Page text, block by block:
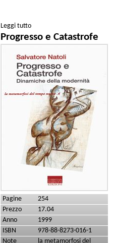
Leggi tutto
Progresso e Catastrofe
Pagine
254
Prezzo
17.04
Anno
1999
ISBN
978-88-8273-016-1
Note
la metamorfosi del